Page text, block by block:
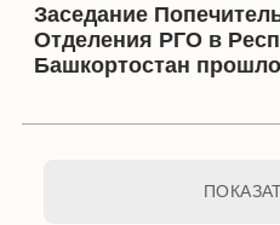
Заседание
Отделения РГО в
Башкортостан